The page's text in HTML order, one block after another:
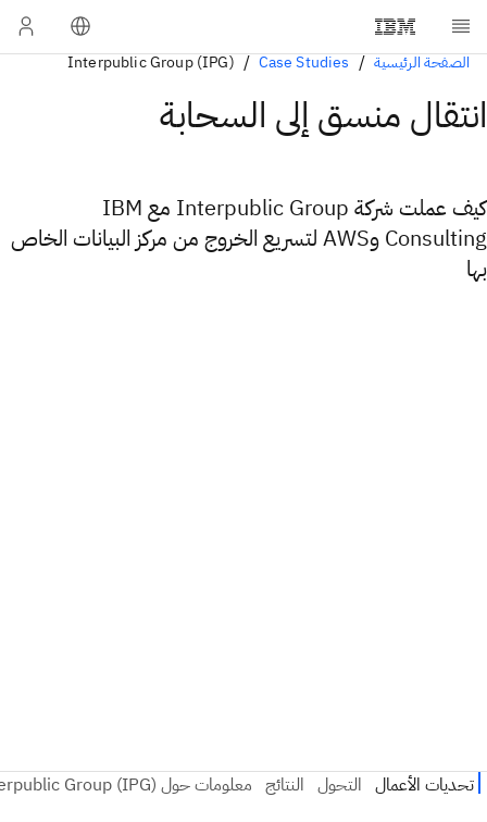
الصفحة الرئيسية Case Studies
Interpublic Group (IPG)
انتقال منسق إلى السحابة
كيف عملت شركة Interpublic Group مع IBM
Consulting وAWS لتسريع الخروج من مركز البيانات الخاص
بها